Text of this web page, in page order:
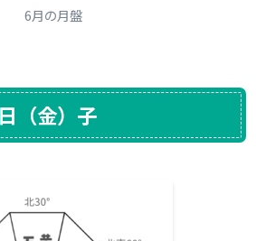
6月の月盤
（金）子